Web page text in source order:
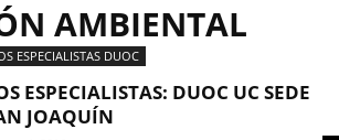
AMBIENTAL
ESPECIALISTAS DUOC
ESPECIALISTAS: DUOC UC SEDE
JOAQUÍN